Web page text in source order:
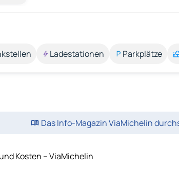
Ladestationen Parkplätze
Das Info-Magazin ViaMichelin
Kosten – ViaMichelin